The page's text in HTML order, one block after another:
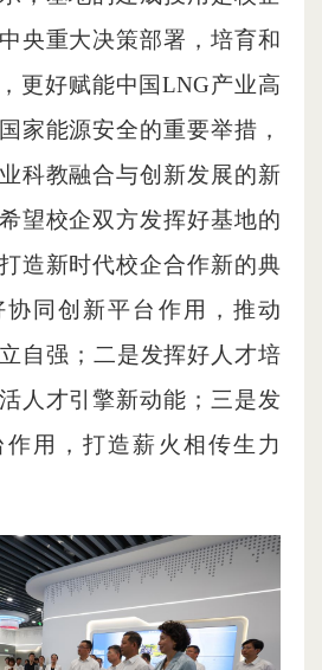
央重大决策部署，培育和
更好赋能中国LNG产业高
家能源安全的重要举措，
科教融合与创新发展的新
望校企双方发挥好基地的
造新时代校企合作新的典
同创新平台作用，推动
自强；二是发挥好人才培
人才引擎新动能；三是发
用，打造薪火相传生力